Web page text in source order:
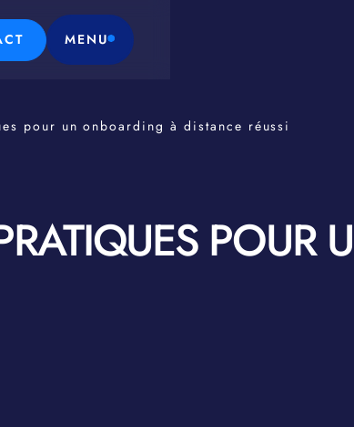
MENU
pour un onboarding à distance réussi